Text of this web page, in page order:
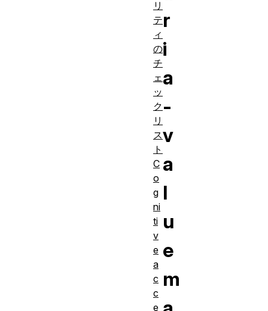
r
i
a
-
v
a
l
u
e
m
リ
テ
ィ
の
チ
ェ
ッ
ク
リ
ス
ト
C
o
g
ni
ti
v
e
a
c
c
e